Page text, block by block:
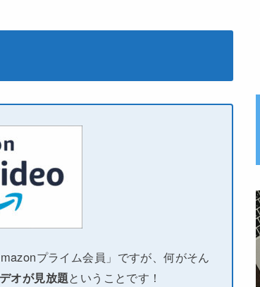
プライム会員」ですが、何がそん
オが見放題ということです！